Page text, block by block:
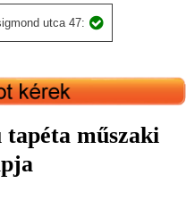
utca 47:
tapéta műszaki